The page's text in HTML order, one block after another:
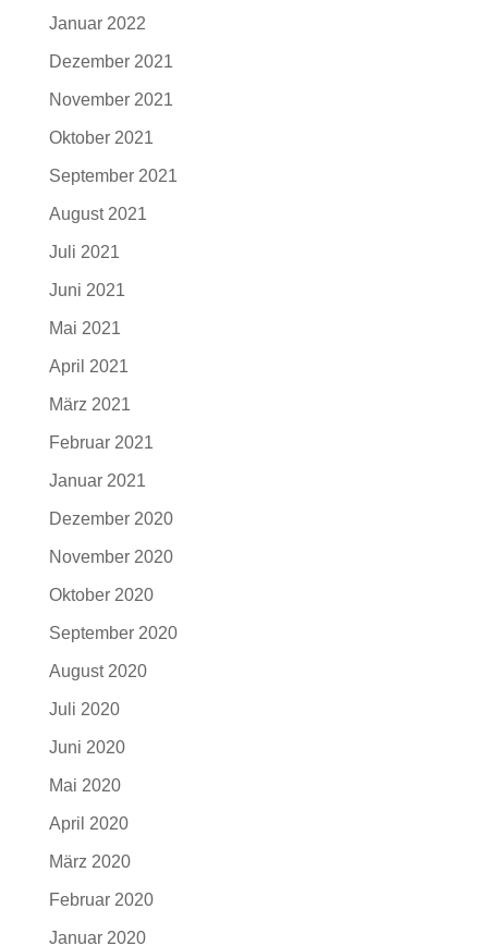
Januar 2022
Dezember 2021
November 2021
Oktober 2021
September 2021
August 2021
Juli 2021
Juni 2021
Mai 2021
April 2021
März 2021
Februar 2021
Januar 2021
Dezember 2020
November 2020
Oktober 2020
September 2020
August 2020
Juli 2020
Juni 2020
Mai 2020
April 2020
März 2020
Februar 2020
Januar 2020